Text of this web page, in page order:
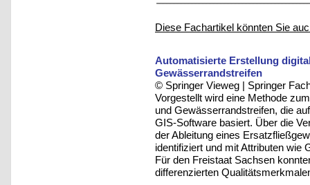
Diese Fachartikel könnten Sie
Automatisierte Erstellung
Gewässerrandstreifen
© Springer Vieweg | Springer
Vorgestellt wird eine Methode
und Gewässerrandstreifen, die
GIS-Software basiert. Über die
der Ableitung eines
identifiziert und mit Attributen wie
Für den Freistaat Sachsen
differenzierten